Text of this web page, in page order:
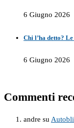
6 Giugno 2026
Chi l’ha detto?
6 Giugno 2026
Commenti
andre su